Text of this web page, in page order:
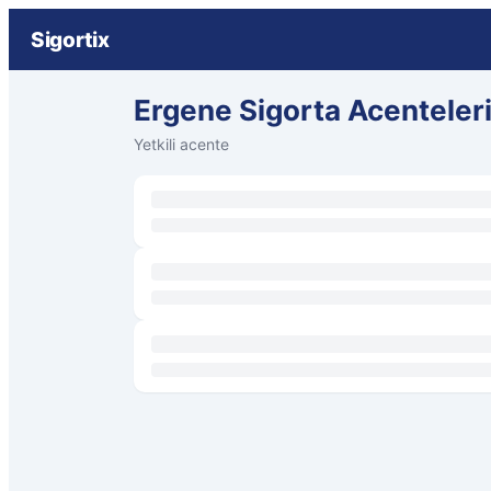
Sigortix
Ergene Sigorta Acenteleri
Yetkili acente